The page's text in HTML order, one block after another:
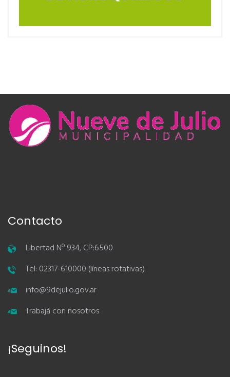
Contacto
Libertad Nº 934, CP:6500
Tel: 02317-610000 (líneas rotativas)
info@9dejulio.gov.ar
Trabajá con nosotros
¡Seguinos!